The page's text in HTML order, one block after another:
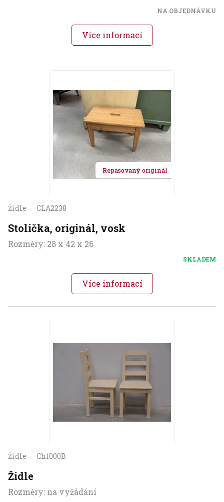
NA OBJEDNÁVKU
Více informací
Repasovaný originál
Židle CLA2238
Stolička, originál, vosk
Rozměry: 28 x 42 x 26
SKLADEM
Více informací
Židle Ch1000B
Židle
Rozměry: na vyžádání